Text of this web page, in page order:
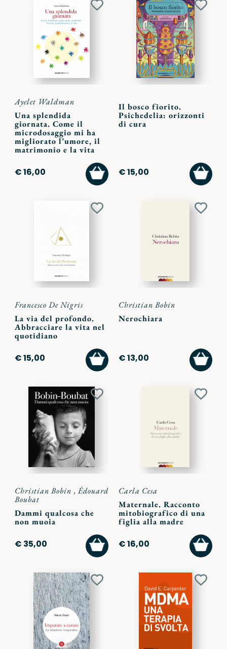
Aggiungi
Ayelet Waldman
Una splendida
giornata. Come il
microdosaggio mi ha
migliorato l’umore, il
matrimonio e la vita
€ 16,00
AGGIUNGI
AL
CARRELLO
Il bosco fiorito.
Psichedelia: orizzonti
di cura
€ 15,00
AL
Aggiungi
Francesco De Nigris
La via del profondo.
Abbracciare la vita nel
quotidiano
€ 15,00
AGGIUNGI
AL
CARRELLO
Christian Bobin
Nerochiara
€ 13,00
AL
Aggiungi
Christian Bobin ,Édouard
Boubat
Dammi qualcosa che
non muoia
€ 35,00
AGGIUNGI
AL
CARRELLO
Carla Cesa
Maternale. Racconto
mitobiografico di una
figlia alla madre
€ 16,00
AL
Aggiungi